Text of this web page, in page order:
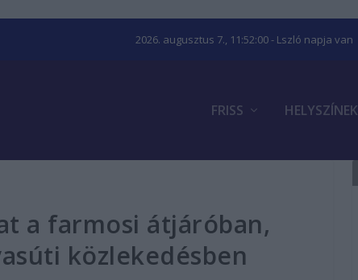
2026. augusztus 7., 11:52:00- Lszló napja van
FRISS HELYSZÍNEK
a farmosi átjáróban,
közlekedésben